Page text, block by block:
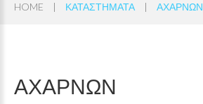
HOME | ΚΑΤΑΣΤΗΜΑΤΑ | ΑΧΑΡΝΩΝ
ΑΧΑΡΝΩΝ